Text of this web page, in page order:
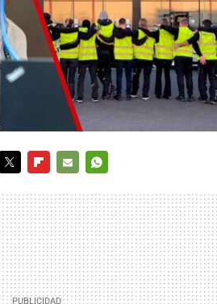
MAIL